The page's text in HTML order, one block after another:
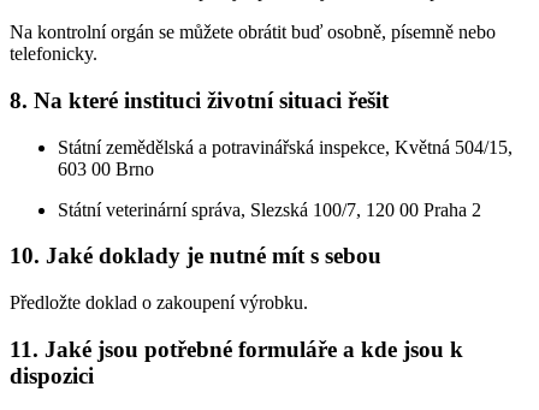
Na kontrolní orgán se můžete obrátit buď osobně, písemně nebo
telefonicky.
8. Na které instituci životní situaci řešit
Státní zemědělská a potravinářská inspekce, Květná 504/15,
603 00 Brno
Státní veterinární správa, Slezská 100/7, 120 00 Praha 2
10. Jaké doklady je nutné mít s sebou
Předložte doklad o zakoupení výrobku.
11. Jaké jsou potřebné formuláře a kde jsou k
dispozici